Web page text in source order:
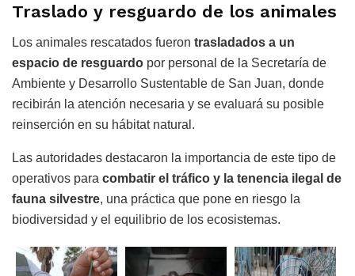
Traslado y resguardo de los animales
Los animales rescatados fueron trasladados a un
espacio de resguardo por personal de la Secretaría de
Ambiente y Desarrollo Sustentable de San Juan, donde
recibirán la atención necesaria y se evaluará su posible
reinserción en su hábitat natural.
Las autoridades destacaron la importancia de este tipo de
operativos para combatir el tráfico y la tenencia ilegal de
fauna silvestre, una práctica que pone en riesgo la
biodiversidad y el equilibrio de los ecosistemas.